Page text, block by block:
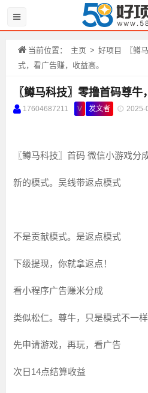
当前位置： 主页 > 好项目
〖鳟
式，看广告赚，收益高。
17604687211 V 发文者 2025-
〖鳟马科技〗首码 微信小游戏分
新的模式。吴线带返点模式
不是贡献模式。是返点模式
下级提现，你就拿返点！
看小程序广告赚米分成
类似松仁。尊牛，只是模式不一样
先申请游戏，再玩，看广告
次日14点结算收益